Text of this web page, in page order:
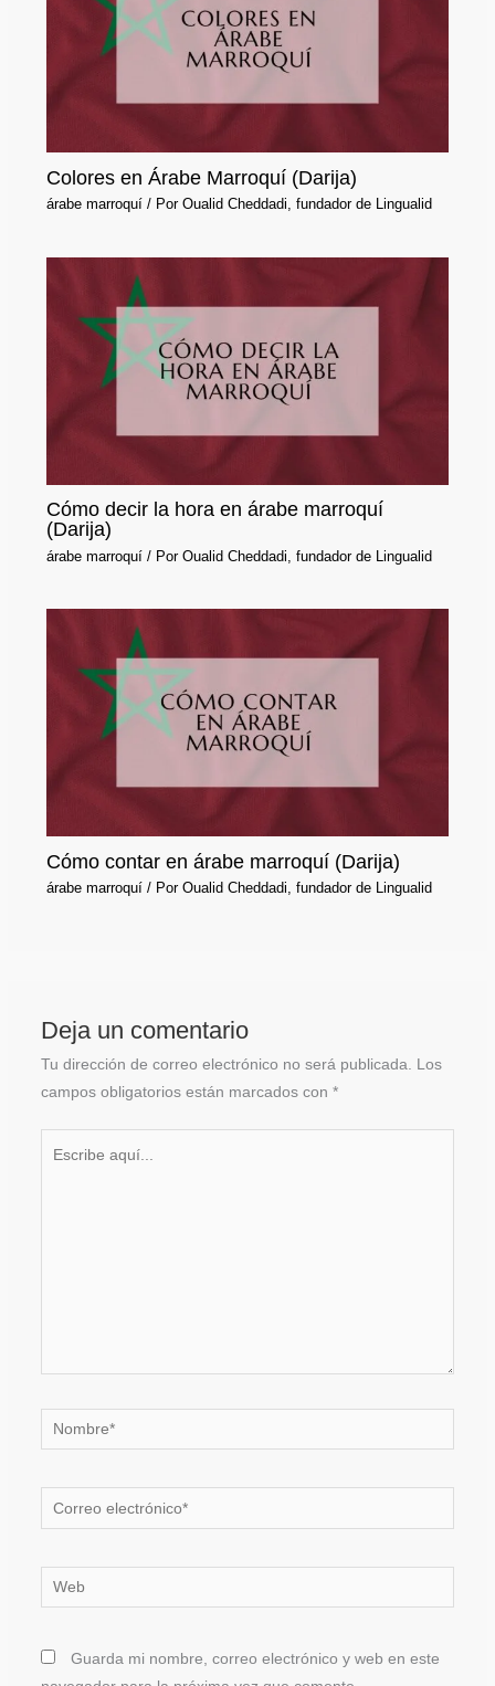
Colores en Árabe Marroquí (Darija)
árabe marroquí/ Por Oualid Cheddadi, fundador de Lingualid
Cómo decir la hora en árabe marroquí
(Darija)
árabe marroquí/ Por Oualid Cheddadi, fundador de Lingualid
Cómo contar en árabe marroquí (Darija)
árabe marroquí/ Por Oualid Cheddadi, fundador de Lingualid
Deja un comentario
Tu dirección de correo electrónico no será publicada. Los
campos obligatorios están marcados con *
Nombre*
Correo
electrónico*
Web
Guarda mi nombre, correo electrónico y web en este